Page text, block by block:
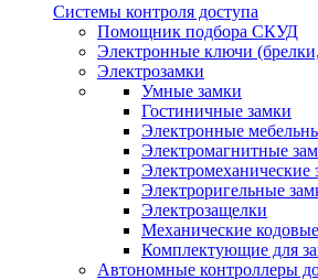
Системы контроля доступа
Помощник подбора СКУД
Электронные ключи
Электрозамки
Умные замки
Гостиничные замки
Электронные
Электромагнитные
Электромеханические
Электроригельные
Электрозащелки
Механические
Комплектующие для
Автономные контроллеры